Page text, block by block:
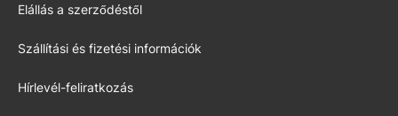
Elállás a szerződéstől
Szállítási és fizetési információk
Hírlevél-feliratkozás